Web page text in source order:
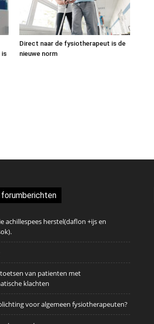
is
Direct naar de fysiotherapeut is de
nieuwe norm
achillespees herstel(daflon +ijs en
van patienten met
klachten
voor algemeen fysiotherapeuten?